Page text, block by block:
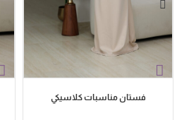
فستان مناسبات كلاسيكي